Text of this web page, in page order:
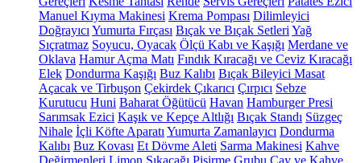
Manuel Kıyma Makinesi Krema Pompası Dilimleyici
Doğrayıcı Yumurta Fırçası Bıçak ve Bıçak Setleri Yağ
Sıçratmaz Soyucu, Oyacak Ölçü Kabı ve Kaşığı Merdane ve
Oklava Hamur Açma Matı Fındık Kıracağı ve Ceviz Kıracağı
Elek Dondurma Kaşığı Buz Kalıbı Bıçak Bileyici Masat
Açacak ve Tirbuşon Çekirdek Çıkarıcı Çırpıcı Sebze
Kurutucu Huni Baharat Öğütücü Havan Hamburger Presi
Sarımsak Ezici Kaşık ve Kepçe Altlığı Bıçak Standı Süzgeç
Nihale İçli Köfte Aparatı Yumurta Zamanlayıcı Dondurma
Kalıbı Buz Kovası Et Dövme Aleti Sarma Makinesi Kahve
Değirmenleri Limon Sıkacağı Pişirme Grubu Çay ve Kahve